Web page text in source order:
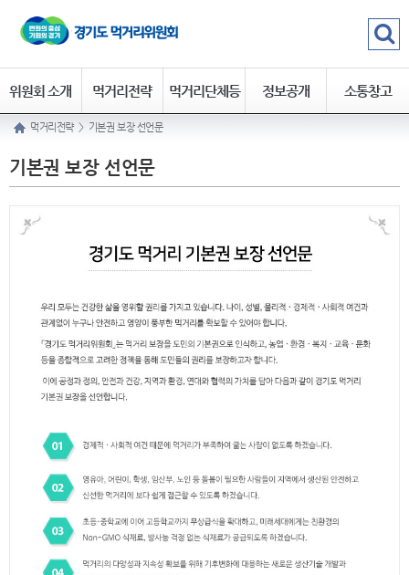
소통창고
정보공개
먹거리단체등
먹거리전략
위원회 소개
먹거리전략 > 기본권 보장 선언문
기본권 보장 선언문